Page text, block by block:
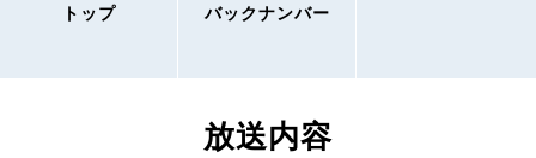
トップ バックナンバー
放送内容